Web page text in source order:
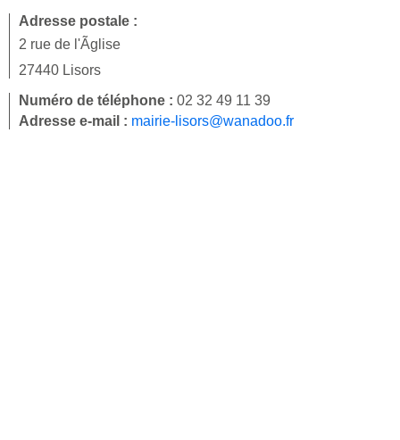
Adresse postale :
2 rue de l'Ãglise
27440 Lisors
Numéro de téléphone : 02 32 49 11 39
Adresse e-mail : mairie-lisors@wanadoo.fr